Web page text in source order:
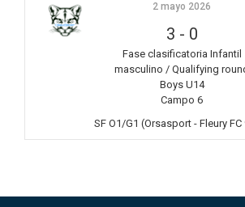
2 mayo 2026
3 - 0
Fase clasificatoria Infantil
masculino / Qualifying
Boys U14
Campo 6
SF O1/G1 (Orsasport - Fleury FC